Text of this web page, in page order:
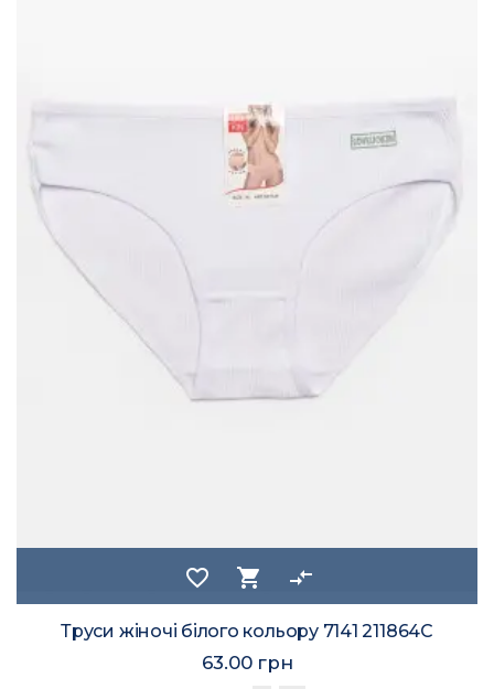
favorite_border shopping_cart compare_arrows
Труси жіночі білого кольору 7141 211864C
63.00 грн